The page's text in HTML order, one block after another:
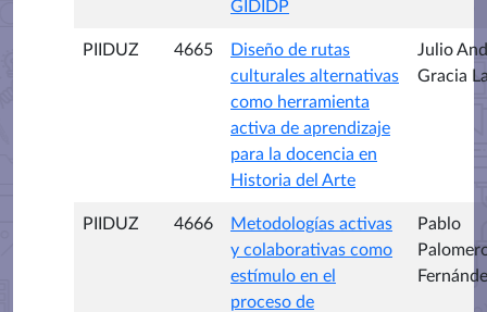
GIDIDP
PIIDUZ 4665
Diseño de rutas
culturales alternativas
como herramienta
activa de aprendizaje
para la docencia en
Historia del Arte
Julio
Gracia
PIIDUZ 4666
Metodologías activas
y colaborativas como
estímulo en el
proceso de
Pablo